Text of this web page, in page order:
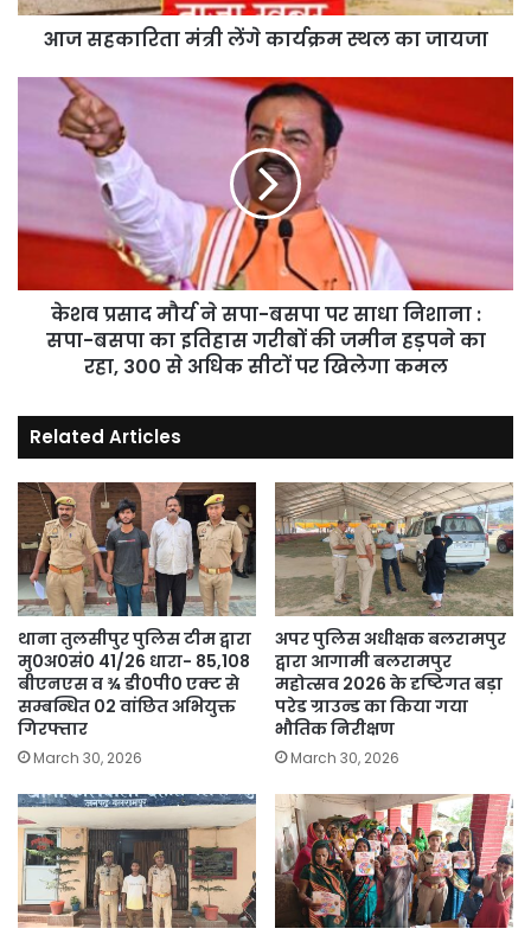
आज सहकारिता मंत्री लेंगे कार्यक्रम स्थल का जायजा
पर
निशाना
सपा-
इतिहास
गरीबों
की
जमीन
हड़पने
का
रहा,
300
से
अधिक
सीटों
पर
खिलेगा
कमल
केशव प्रसाद मौर्य ने सपा-बसपा पर साधा निशाना :
सपा-बसपा का इतिहास गरीबों की जमीन हड़पने का
रहा, 300 से अधिक सीटों पर खिलेगा कमल
Related Articles
थाना तुलसीपुर पुलिस टीम द्वारा
मु0अ0सं0 41/26 धारा- 85,108
बीएनएस व ¾ डी0पी0 एक्ट से
सम्बन्धित 02 वांछित अभियुक्त
गिरफ्तार
March 30, 2026
अपर पुलिस अधीक्षक बलरामपुर
द्वारा आगामी बलरामपुर
महोत्सव 2026 के दृष्टिगत बड़ा
परेड ग्राउन्ड का किया गया
भौतिक निरीक्षण
March 30, 2026